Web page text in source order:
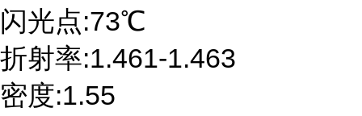
闪光点:73℃
折射率:1.461-1.463
密度:1.55